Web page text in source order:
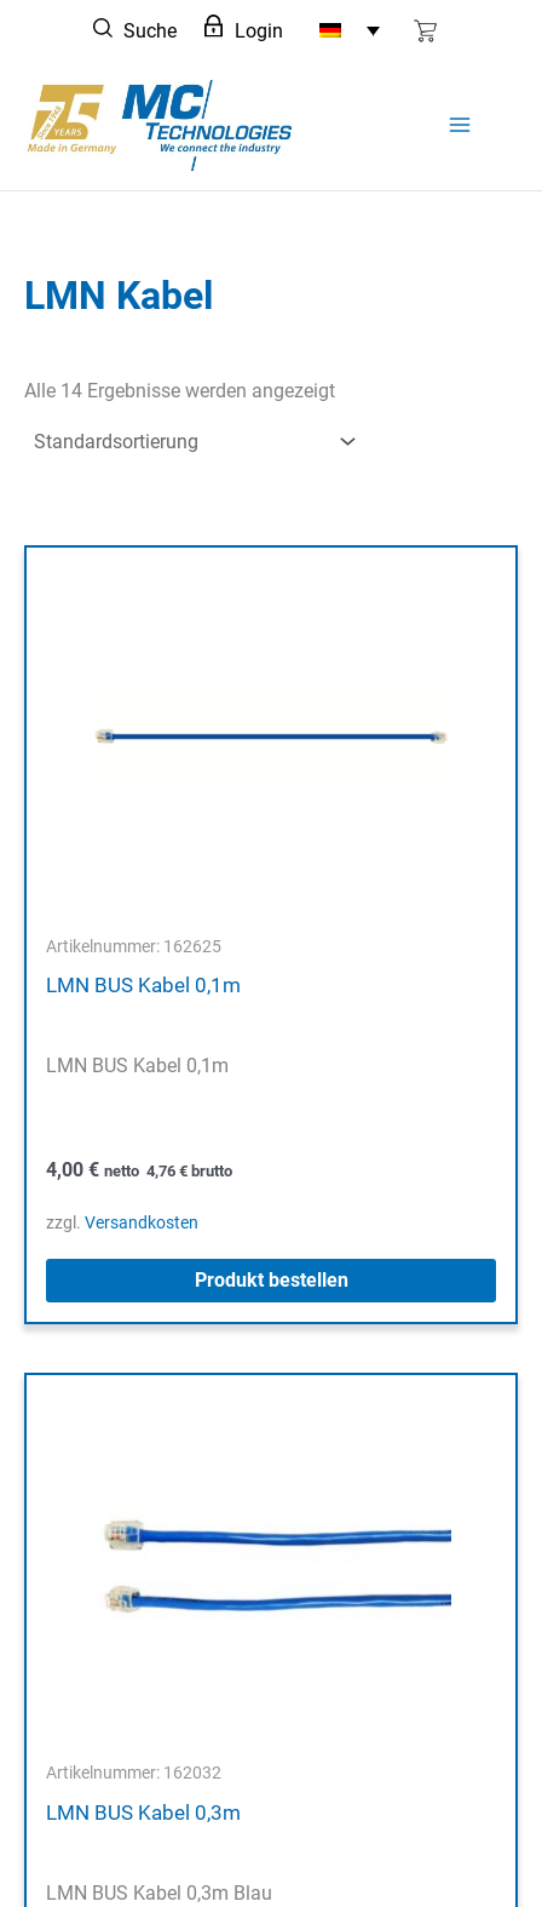
springen
Suche Login
LMN Kabel
Alle 14 Ergebnisse werden angezeigt
Artikelnummer: 162625
LMN BUS Kabel 0,1m
LMN BUS Kabel 0,1m
4,00 € netto 4,76 € brutto
zzgl. Versandkosten
Produkt bestellen
Artikelnummer: 162032
LMN BUS Kabel 0,3m
LMN BUS Kabel 0,3m Blau